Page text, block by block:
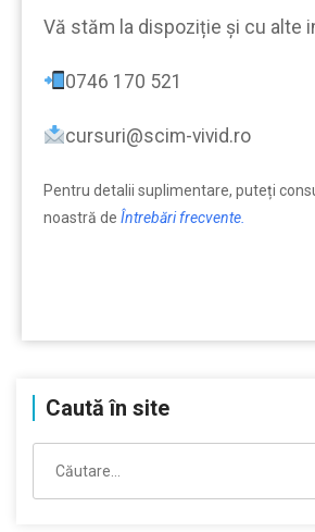
Vă stăm la dispoziție şi cu alte
0746 170 521
cursuri@scim-vivid.ro
Pentru detalii suplimentare, puteți
noastră de Întrebări frecvente.
Caută în site
după: